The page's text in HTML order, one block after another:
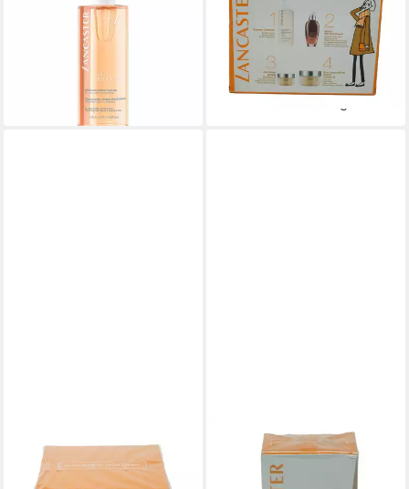
Haut Essentials Crema
lieferbar - in 9-11 Werktagen bei
Suractif Comfort Lift
Nourishing Rich Day Cream
Spf15 50ml
109,00 €
(2.180,00 €/ 1 l)
Anti-Aging-Creme Lancaster
365 Repair Youth Memory
LANCASTER
Gesichtspflege Lancaster 365
Haut Repair Serum Youth